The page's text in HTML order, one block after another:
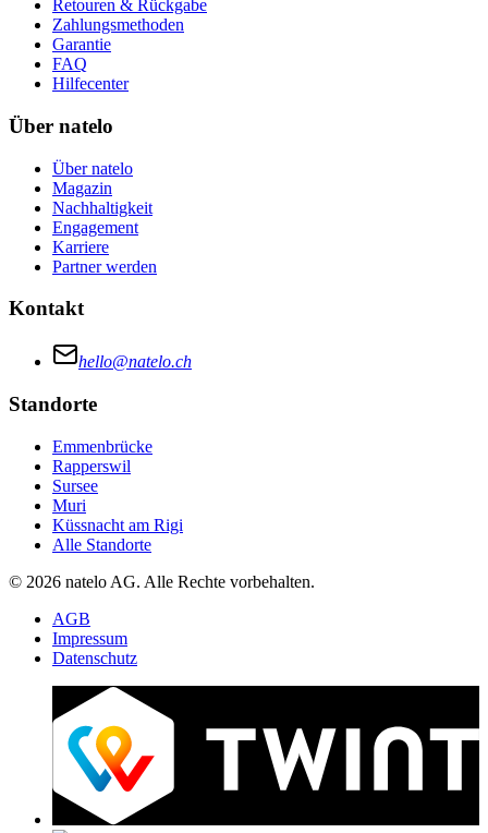
Retouren & Rückgabe
Zahlungsmethoden
Garantie
FAQ
Hilfecenter
Über natelo
Über natelo
Magazin
Nachhaltigkeit
Engagement
Karriere
Partner werden
Kontakt
hello@natelo.ch
Standorte
Emmenbrücke
Rapperswil
Sursee
Muri
Küssnacht am Rigi
Alle Standorte
© 2026 natelo AG. Alle Rechte vorbehalten.
AGB
Impressum
Datenschutz